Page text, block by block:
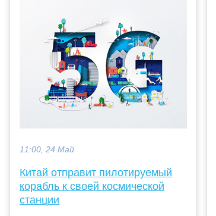
11:00, 24 Май
Китай отправит пилотируемый
корабль к своей космической
станции